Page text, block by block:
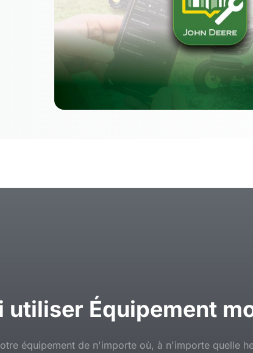
utiliser Équipement
équipement de n'importe où, à n'importe quelle